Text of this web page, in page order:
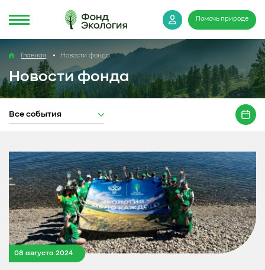
Помочь природе
Главная Новости фонда
Новости фонда
Все события
08 августа 2024